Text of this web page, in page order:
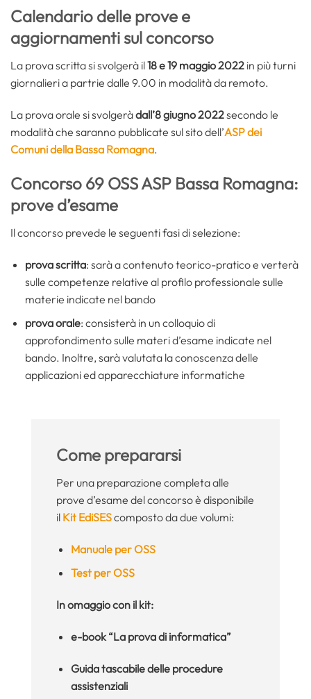
Calendario delle prove e
aggiornamenti sul concorso
La prova scritta si svolgerà il18 e 19 maggio 2022 in più turni
giornalieri a partrie dalle 9.00 in modalità da remoto.
La prova orale si svolgeràdall’8 giugno 2022secondo le
modalità che saranno pubblicate sul sito dell’ASP dei
Comuni della Bassa Romagna.
Concorso 69 OSS ASP Bassa Romagna:
prove d’esame
Il concorso prevede le seguenti fasi di selezione:
prova scritta: sarà a contenuto teorico-pratico e verterà
sulle competenze relative al profilo professionale sulle
materie indicate nel bando
prova orale: consisterà in un colloquio di
approfondimento sulle materi d’esame indicate nel
bando. Inoltre, sarà valutata la conoscenza delle
applicazioni ed apparecchiature informatiche
Come prepararsi
Per una preparazione completa alle
prove d’esame del concorso è disponibile
il Kit EdiSEScomposto da due volumi:
Manuale per OSS
Test per OSS
In omaggio con il kit:
e-book “La prova di informatica”
Guida tascabile delle procedure
assistenziali